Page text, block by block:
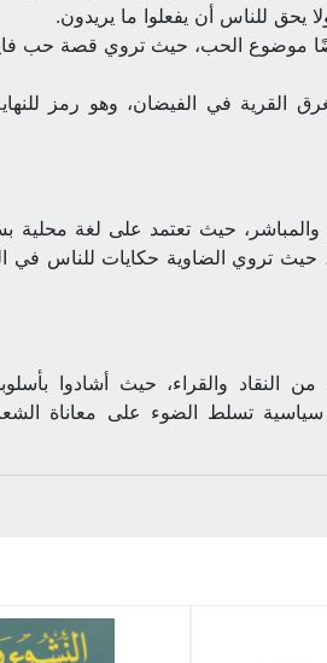
للناس أن يفعلوا ما يريدون.
موضوع الحب، حيث تروي قصة حب
القرية في الفيضان، وهو رمز
والمباشر، حيث تعتمد على لغة
حيث تروي الضاوية حكايات للناس في
النقاد والقراء، حيث أشادوا
سياسية تسلط الضوء على معاناة